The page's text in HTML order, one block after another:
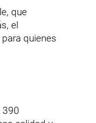
que
el
quienes
390